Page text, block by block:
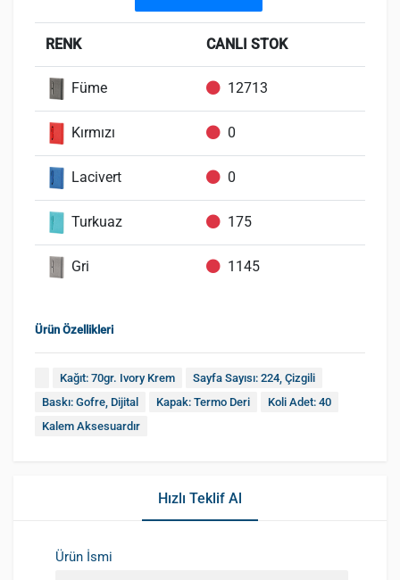
RENK CANLI STOK
Füme 12713
Kırmızı 0
Lacivert 0
Turkuaz 175
Gri 1145
Ürün Özellikleri
Kağıt: 70gr. Ivory Krem
Sayfa Sayısı: 224, Çizgili
Baskı: Gofre, Dijital
Kapak: Termo Deri
Koli Adet: 40
Kalem Aksesuardır
Hızlı Teklif Al
Ürün İsmi